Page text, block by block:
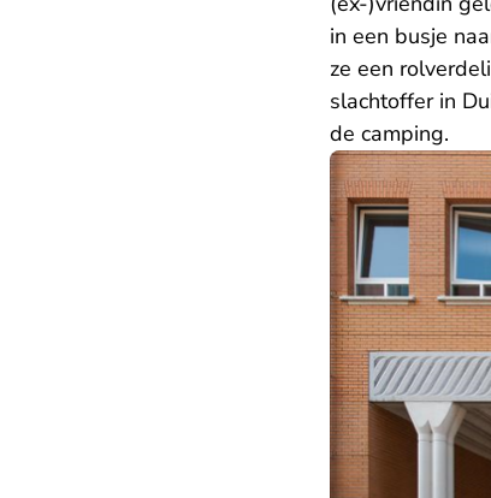
in een busje
ze een
slachtoffer in
de camping.